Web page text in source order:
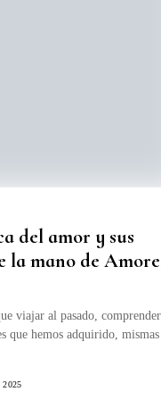
del amor y sus
la mano de
viajar al pasado,
que hemos adquirido,
2025